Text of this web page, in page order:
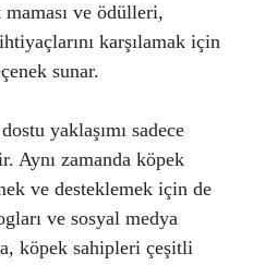
maması ve ödülleri,
karşılamak için
sunar.
yaklaşımı sadece
Aynı zamanda köpek
ve desteklemek için de
ve sosyal medya
köpek sahipleri çeşitli